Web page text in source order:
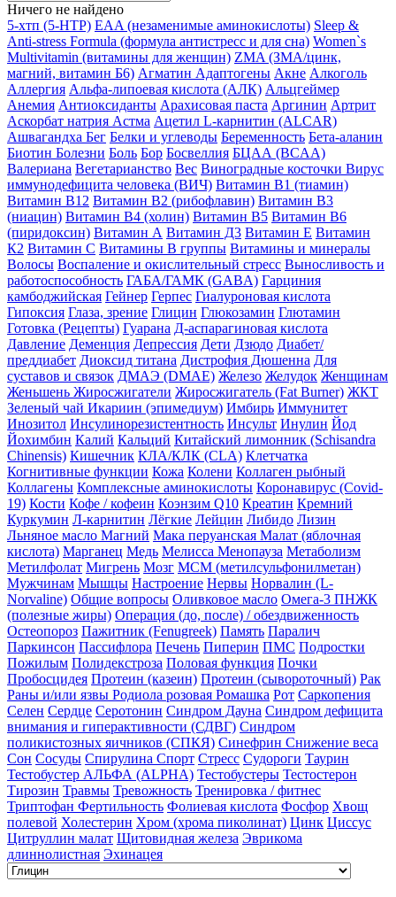
Ничего не найдено
5-хтп (5-HTP) EAA (незаменимые аминокислоты) Sleep &
Anti-stress Formula (формула антистресс и для сна) Women`s
Multivitamin (витамины для женщин) ZMA (ЗМА/цинк,
магний, витамин Б6) Агматин Адаптогены Акне Алкоголь
Аллергия Альфа-липоевая кислота (АЛК) Альцгеймер
Анемия Антиоксиданты Арахисовая паста Аргинин Артрит
Аскорбат натрия Астма Ацетил L-карнитин (ALCAR)
Ашвагандха Бег Белки и углеводы Беременность Бета-аланин
Биотин Болезни Боль Бор Босвеллия БЦАА (BCAA)
Валериана Вегетарианство Вес Виноградные косточки Вирус
иммунодефицита человека (ВИЧ) Витамин B1 (тиамин)
Витамин B12 Витамин B2 (рибофлавин) Витамин B3
(ниацин) Витамин B4 (холин) Витамин B5 Витамин B6
(пиридоксин) Витамин А Витамин Д3 Витамин Е Витамин
К2 Витамин С Витамины B группы Витамины и минералы
Волосы Воспаление и окислительный стресс Выносливость и
работоспособность ГАБА/ГАМК (GABA) Гарциния
камбоджийская Гейнер Герпес Гиалуроновая кислота
Гипоксия Глаза, зрение Глицин Глюкозамин Глютамин
Готовка (Рецепты) Гуарана Д-аспарагиновая кислота
Давление Деменция Депрессия Дети Дзюдо Диабет/
преддиабет Диоксид титана Дистрофия Дюшенна Для
суставов и связок ДМАЭ (DMAE) Железо Желудок Женщинам
Женьшень Жиросжигатели Жиросжигатель (Fat Burner) ЖКТ
Зеленый чай Икариин (эпимедиум) Имбирь Иммунитет
Инозитол Инсулинорезистентность Инсульт Инулин Йод
Йохимбин Калий Кальций Китайский лимонник (Schisandra
Chinensis) Кишечник КЛА/КЛК (CLA) Клетчатка
Когнитивные функции Кожа Колени Коллаген рыбный
Коллагены Комплексные аминокислоты Коронавирус (Covid-
19) Кости Кофе / кофеин Коэнзим Q10 Креатин Кремний
Куркумин Л-карнитин Лёгкие Лейцин Либидо Лизин
Льняное масло Магний Мака перуанская Малат (яблочная
кислота) Марганец Медь Мелисса Менопауза Метаболизм
Метилфолат Мигрень Мозг МСМ (метилсульфонилметан)
Мужчинам Мышцы Настроение Нервы Норвалин (L-
Norvaline) Общие вопросы Оливковое масло Омега-3 ПНЖК
(полезные жиры) Операция (до, после) / обездвиженность
Остеопороз Пажитник (Fenugreek) Память Паралич
Паркинсон Пассифлора Печень Пиперин ПМС Подростки
Пожилым Полидекстроза Половая функция Почки
Пробосцидея Протеин (казеин) Протеин (сывороточный) Рак
Раны и/или язвы Родиола розовая Ромашка Рот Саркопения
Селен Сердце Серотонин Синдром Дауна Синдром дефицита
внимания и гиперактивности (СДВГ) Синдром
поликистозных яичников (СПКЯ) Синефрин Снижение веса
Сон Сосуды Спирулина Спорт Стресс Судороги Таурин
Тестобустер АЛЬФА (ALPHA) Тестобустеры Тестостерон
Тирозин Травмы Тревожность Тренировка / фитнес
Триптофан Фертильность Фолиевая кислота Фосфор Хвощ
полевой Холестерин Хром (хрома пиколинат) Цинк Циссус
Цитруллин малат Щитовидная железа Эврикома
длиннолистная Эхинацея